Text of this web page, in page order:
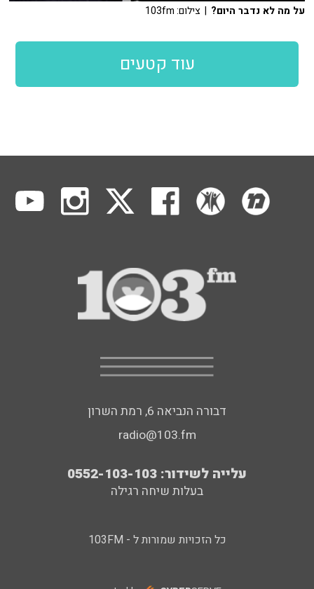
על מה לא נדבר היום? | צילום: 103fm
עוד קטעים
דבורה הנביאה 6, רמת השרון
radio@103.fm
עלייה לשידור: 0552-103-103
בעלות שיחה רגילה
כל הזכויות שמורות ל - 103FM